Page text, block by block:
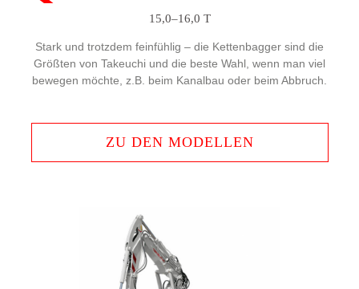
15,0–16,0 T
Stark und trotzdem feinfühlig – die Kettenbagger sind die
Größten von Takeuchi und die beste Wahl, wenn man viel
bewegen möchte, z.B. beim Kanalbau oder beim Abbruch.
ZU DEN MODELLEN